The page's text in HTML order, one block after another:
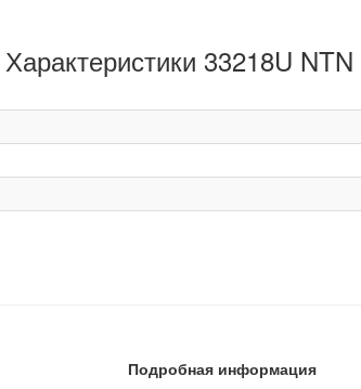
Характеристики 33218U NTN
Подробная информация